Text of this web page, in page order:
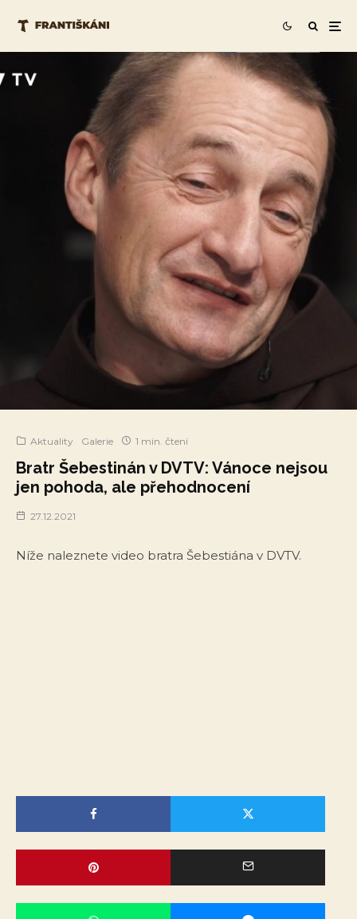
Aktuality Galerie 1 min. čtení
Bratr Šebestinán v DVTV: Vánoce nejsou
jen pohoda, ale přehodnocení
27.12.2021
Níže naleznete video bratra Šebestiána v DVTV.